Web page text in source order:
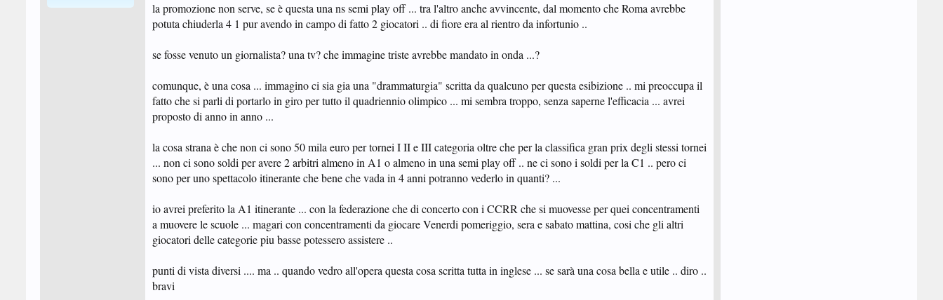
la promozione non serve, se è questa una ns semi play off ... tra l'altro anche avvincente, dal momento che Roma avrebbe
potuta chiuderla 4 1 pur avendo in campo di fatto 2 giocatori .. di fiore era al rientro da infortunio ..
se fosse venuto un giornalista? una tv? che immagine triste avrebbe mandato in onda ...?
comunque, è una cosa ... immagino ci sia gia una "drammaturgia" scritta da qualcuno per questa esibizione .. mi preoccupa il
fatto che si parli di portarlo in giro per tutto il quadriennio olimpico ... mi sembra troppo, senza saperne l'efficacia ... avrei
proposto di anno in anno ...
la cosa strana è che non ci sono 50 mila euro per tornei I II e III categoria oltre che per la classifica gran prix degli stessi tornei
... non ci sono soldi per avere 2 arbitri almeno in A1 o almeno in una semi play off .. ne ci sono i soldi per la C1 .. pero ci
sono per uno spettacolo itinerante che bene che vada in 4 anni potranno vederlo in quanti? ...
io avrei preferito la A1 itinerante ... con la federazione che di concerto con i CCRR che si muovesse per quei concentramenti
a muovere le scuole ... magari con concentramenti da giocare Venerdi pomeriggio, sera e sabato mattina, cosi che gli altri
giocatori delle categorie piu basse potessero assistere ..
punti di vista diversi .... ma .. quando vedro all'opera questa cosa scritta tutta in inglese ... se sarà una cosa bella e utile .. diro ..
bravi